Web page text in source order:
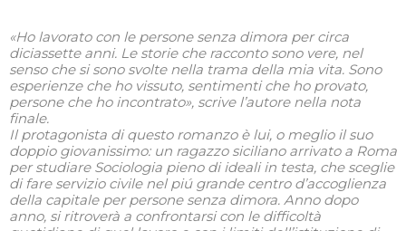
«Ho lavorato con le persone senza dimora per circa
diciassette anni. Le storie che racconto sono vere, nel
senso che si sono svolte nella trama della mia vita. Sono
esperienze che ho vissuto, sentimenti che ho provato,
persone che ho incontrato», scrive l’autore nella nota
finale.
Il protagonista di questo romanzo è lui, o meglio il suo
doppio giovanissimo: un ragazzo siciliano arrivato a Roma
per studiare Sociologia pieno di ideali in testa, che sceglie
di fare servizio civile nel piú grande centro d’accoglienza
della capitale per persone senza dimora. Anno dopo
anno, si ritroverà a confrontarsi con le difficoltà